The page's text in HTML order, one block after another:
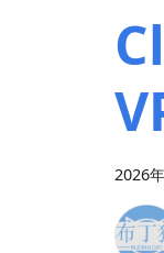
2026